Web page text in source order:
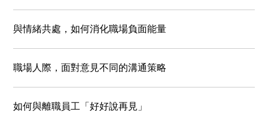
與情緒共處，如何消化職場負面能量
職場人際，面對意見不同的溝通策略
如何與離職員工「好好說再見」